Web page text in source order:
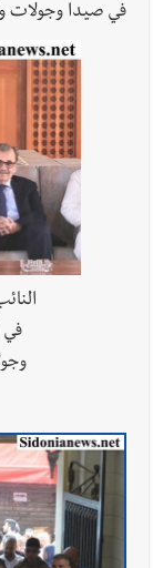
أخبار لبنان
الخميس 6-8-2026
أخبار لبنان
Sollfrank على ضرورة تعزيز التعاون بين الجيشَين
أخبار لبنان
في صيدا وجولات ولقاءات
في